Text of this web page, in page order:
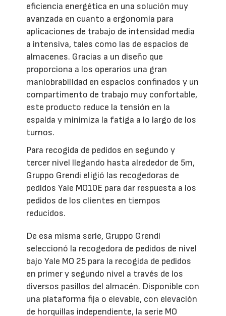
eficiencia energética en una solución muy
avanzada en cuanto a ergonomía para
aplicaciones de trabajo de intensidad media
a intensiva, tales como las de espacios de
almacenes. Gracias a un diseño que
proporciona a los operarios una gran
maniobrabilidad en espacios confinados y un
compartimento de trabajo muy confortable,
este producto reduce la tensión en la
espalda y minimiza la fatiga a lo largo de los
turnos.
Para recogida de pedidos en segundo y
tercer nivel llegando hasta alrededor de 5m,
Gruppo Grendi eligió las recogedoras de
pedidos Yale MO10E para dar respuesta a los
pedidos de los clientes en tiempos
reducidos.
De esa misma serie, Gruppo Grendi
seleccionó la recogedora de pedidos de nivel
bajo Yale MO 25 para la recogida de pedidos
en primer y segundo nivel a través de los
diversos pasillos del almacén. Disponible con
una plataforma fija o elevable, con elevación
de horquillas independiente, la serie MO